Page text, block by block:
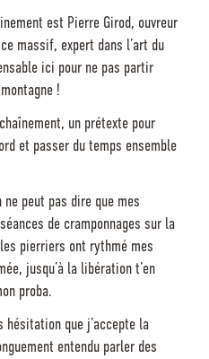
est Pierre Girod, ouvreur
massif, expert dans l’art du
ici pour ne pas partir
!
un prétexte pour
et passer du temps ensemble
peut pas dire que mes
de cramponnages sur la
pierriers ont rythmé mes
jusqu’à la libération t’en
proba.
hésitation que j’accepte la
entendu parler des